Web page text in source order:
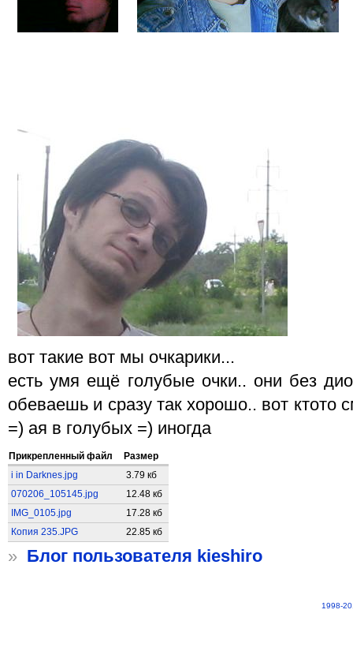
вот такие вот мы очкарики...
есть умя ещё голубые очки.. они без
обеваешь и сразу так хорошо.. вот ктото
=) ая в голубых =) иногда
Прикрепленный файл
Размер
i in Darknes.jpg
3.79 кб
070206_105145.jpg
12.48 кб
IMG_0105.jpg
17.28 кб
Копия 235.JPG
22.85 кб
» Блог пользователя kieshiro
1998-